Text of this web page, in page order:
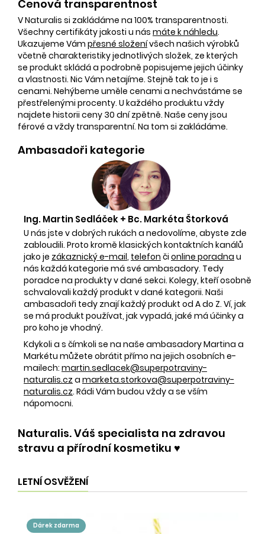
Cenová transparentnost
V Naturalis si zakládáme na 100% transparentnosti.
Všechny certifikáty jakosti u nás máte k náhledu.
Ukazujeme Vám přesné složenívšech našich výrobků
včetně charakteristiky jednotlivých složek, ze kterých
se produkt skládá a podrobně popisujeme jejich účinky
a vlastnosti. Nic Vám netajíme. Stejně tak to je i s
cenami. Nehýbeme uměle cenami a nechvástáme se
přestřelenými procenty. U každého produktu vždy
najdete historii ceny 30 dní zpětně. Naše ceny jsou
férové a vždy transparentní. Na tom si zakládáme.
Ambasadoři kategorie
Ing. Martin Sedláček + Bc. Markéta Štorková
U nás jste v dobrých rukách a nedovolíme, abyste zde
zabloudili. Proto kromě klasických kontaktních kanálů
jako je zákaznický e-mail, telefon či online poradna u
nás každá kategorie má své ambasadory. Tedy
poradce na produkty v dané sekci. Kolegy, kteří osobně
schvalovali každý produkt v dané kategorii. Naši
ambasadoři tedy znají každý produkt od A do Z. Ví, jak
se má produkt používat, jak vypadá, jaké má účinky a
pro koho je vhodný.
Kdykoli a s čímkoli se na naše ambasadory Martina a
Markétu můžete obrátit přímo na jejich osobních e-
mailech: martin.sedlacek@superpotraviny-
naturalis.cz a marketa.storkova@superpotraviny-
naturalis.cz. Rádi Vám budou vždy a se vším
nápomocni.
Naturalis. Váš specialista na zdravou
stravu a přírodní kosmetiku ♥️
LETNÍ OSVĚŽENÍ
dárek zdarma